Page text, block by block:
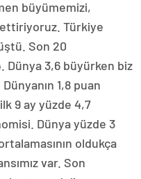
büyümemizi,
Türkiye
Son 20
Dünya 3,6 büyürken biz
1,8 puan
9 ay yüzde 4,7
Dünya yüzde 3
oldukça
var. Son